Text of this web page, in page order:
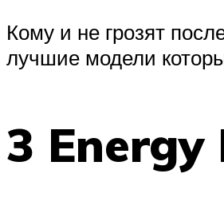
Кому и не грозят
лучшие модели
3 Energy